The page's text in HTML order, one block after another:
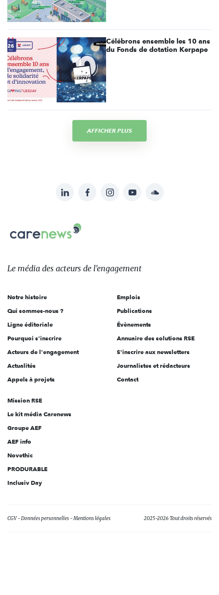
Célébrons ensemble les 10 ans
du Fonds de dotation Kerpape
AFFICHER PLUS
sur:
LinkedInFacebookInstagramYouTubeSoundcloud
Carenews,
Le
des
l'engagement
Le média des acteurs de l'engagement
Notre histoire
Qui sommes-nous ?
Ligne éditoriale
Pourquoi s'inscrire
Acteurs de l'engagement
Actualités
Appels à projets
Emplois
Publications
Évènements
Annuaire des solutions RSE
S'inscrire aux newsletters
Journalistes et rédacteurs
Contact
Mission RSE
Le kit média Carenews
Groupe AEF
AEF info
Novethic
PRODURABLE
Inclusiv Day
CGV Données personnelles Mentions légales 2025-2026 Tout droits réservés